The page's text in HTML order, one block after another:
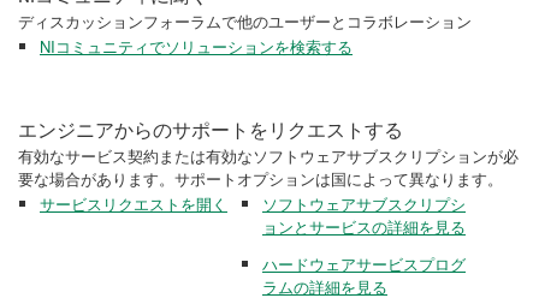
ディスカッションフォーラムで他のユーザーとコラボレーション
NIコミュニティでソリューションを検索する
エンジニアからのサポートをリクエストする
有効なサービス契約または有効なソフトウェアサブスクリプションが必
要な場合があります。サポートオプションは国によって異なります。
サービスリクエストを開く
ソフトウェアサブスクリプシ
ョンとサービスの詳細を見る
ハードウェアサービスプログ
ラムの詳細を見る